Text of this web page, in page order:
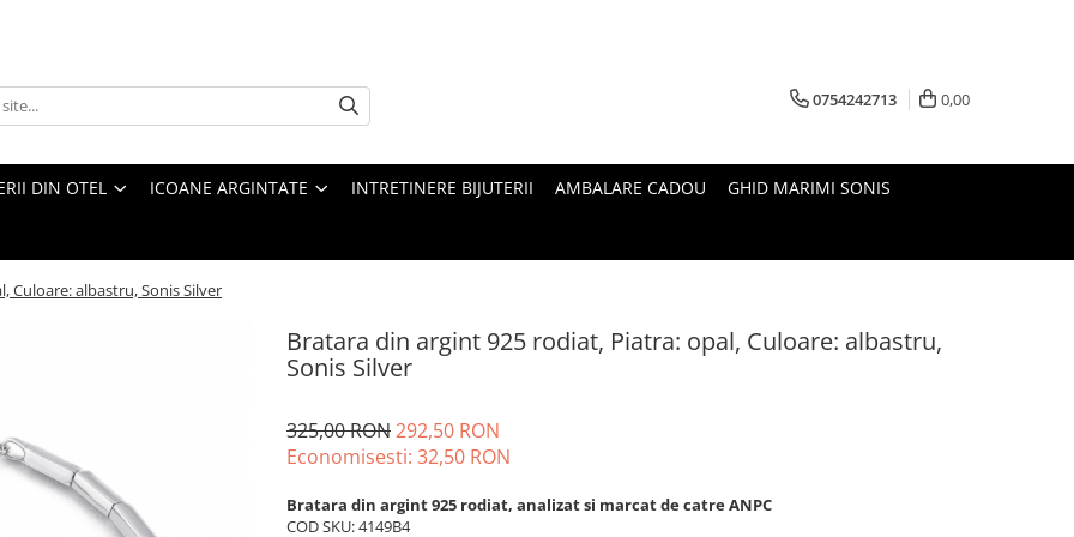
0754242713 0,00
DIN OTEL ICOANE ARGINTATE INTRETINERE BIJUTERII AMBALARE CADOU GHID MARIMI SONIS
Culoare: albastru, Sonis Silver
Bratara din argint 925 rodiat, Piatra: opal, Culoare: albastru,
Sonis Silver
325,00 RON292,50 RON
Economisesti: 32,50 RON
Bratara din argint 925 rodiat, analizat si marcat de catre ANPC
COD SKU: 4149B4